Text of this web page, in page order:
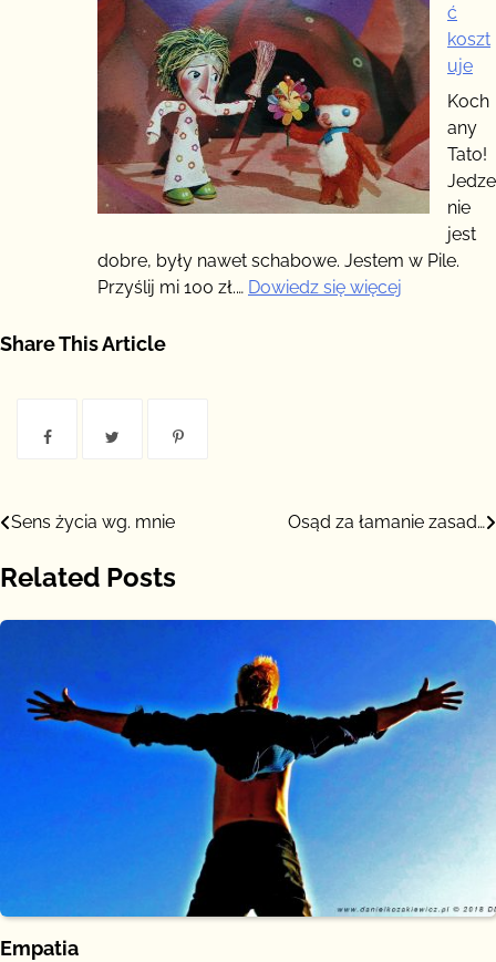
ć
koszt
uje
Koch
any
Tato!
Jedze
nie
jest
dobre, były nawet schabowe. Jestem w Pile.
Przyślij mi 100 zł.… Dowiedz się więcej
Share This Article
Nawigacja
wpisu
Sens życia wg. mnie Osąd za łamanie zasad…
Related Posts
Empatia